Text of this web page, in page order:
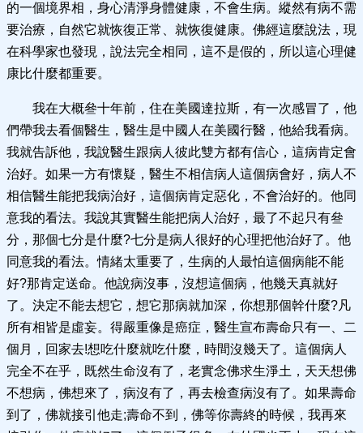
的一個境界相，身心清淨身體健康，不會生病。縱然有病不需
要治療，自然它就恢復正常、就恢復健康。佛經這麼說法，現
在科學家也發現，說法完全相同，這不是假的，所以這心理健
康比什麼都重要。
我在大概叄十年前，住在美國達拉斯，有一次感冒了，他
們帶我去看個醫生，醫生是中國人在美國行醫，他給我看病。
我就告訴他，我說醫生跟病人彼此雙方都有信心，這病肯定會
治好。如果一方有懷疑，醫生不相信病人這個病會好，病人不
相信醫生能把我病治好，這個病肯定惡化，不會治好的。他同
意我的看法。我說其實醫生能把病人治好，最了不起只有叄
分，那個七分是什麼?七分是病人很好的心理把他治好了。他
同意我的看法。情緒太重要了，生病的人最怕這個病能不能
好?那肯定送命。他說病沒事，沒想這個病，他幾天真就好
了。決定不能去想它，想它那病就加深，你想那個幹什麼?凡
所有相皆是虛妄。得嚴重像是癌症，醫生宣布壽命只有一、二
個月，回家去!想吃什麼就吃什麼，時間沒幾天了。這個病人
完全不在乎，既然生命沒有了，老實念佛求生淨土，天天想佛
不想病，佛想來了，病沒有了，再去檢查病沒有了。如果壽命
到了，佛就接引他走;壽命不到，佛等你壽終的時候，我再來